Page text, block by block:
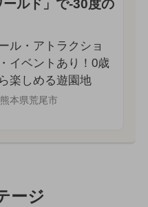
ルド」で-30度の
ル・アトラクショ
イベントあり！0歳
楽しめる遊園地
熊本県荒尾市
ージ